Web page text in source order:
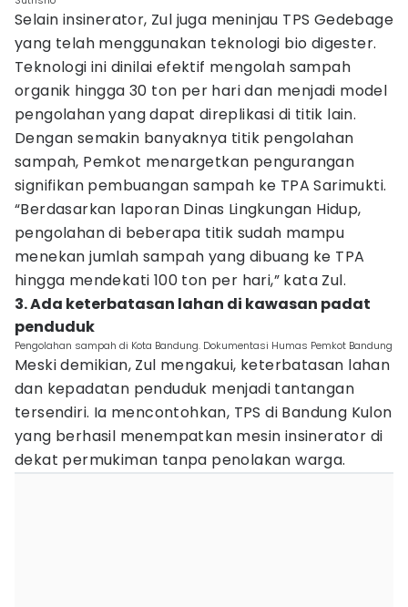
Selain insinerator, Zul juga meninjau TPS Gedebage
yang telah menggunakan teknologi bio digester.
Teknologi ini dinilai efektif mengolah sampah
organik hingga 30 ton per hari dan menjadi model
pengolahan yang dapat direplikasi di titik lain.
Dengan semakin banyaknya titik pengolahan
sampah, Pemkot menargetkan pengurangan
signifikan pembuangan sampah ke TPA Sarimukti.
“Berdasarkan laporan Dinas Lingkungan Hidup,
pengolahan di beberapa titik sudah mampu
menekan jumlah sampah yang dibuang ke TPA
hingga mendekati 100 ton per hari,” kata Zul.
3. Ada keterbatasan lahan di kawasan padat
penduduk
Pengolahan sampah di Kota Bandung. Dokumentasi Humas Pemkot Bandung
Meski demikian, Zul mengakui, keterbatasan lahan
dan kepadatan penduduk menjadi tantangan
tersendiri. Ia mencontohkan, TPS di Bandung Kulon
yang berhasil menempatkan mesin insinerator di
dekat permukiman tanpa penolakan warga.